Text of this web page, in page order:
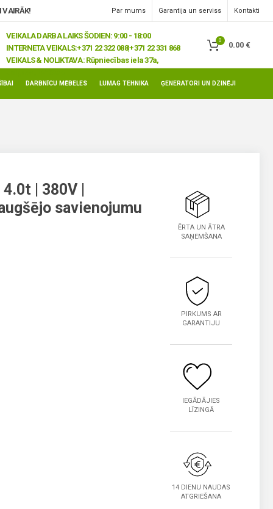
VAIRĀK! Par mums Garantija un serviss Kontakti
VEIKALA DARBA LAIKS ŠODIEN: 9:00 - 18:00
INTERNETA VEIKALS:+371 22 322 088|+371 22 331 868
VEIKALS & NOLIKTAVA: Rūpniecības iela 37a,
0
0.00 €
DARBNĪCU MĒBELES LUMAG TEHNIKA ĢENERATORI UN DZINĒJI
| 380V |
savienojumu
ĒRTA UN ĀTRA
SAŅEMŠANA
PIRKUMS AR
GARANTIJU
IEGĀDĀJIES
LĪZINGĀ
14 DIENU NAUDAS
ATGRIEŠANA